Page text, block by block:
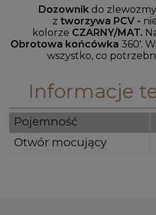
Dozownik do
z tworzywa PCV -
kolorze CZARNY/MAT.
Obrotowa końcówka 360'.
wszystko, co
Informacje
Pojemność
Otwór mocujący